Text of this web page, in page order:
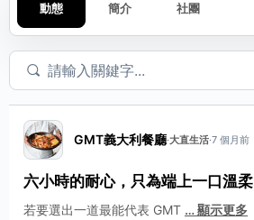
動態 簡介 社團
GMT義大利餐廳·大直生活·7 個月前
六小時的耐心，只為端上一口溫柔
若要選出一道最能代表 GMT …顯示更多